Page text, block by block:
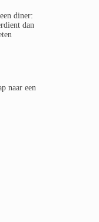
diner:
dan
naar een